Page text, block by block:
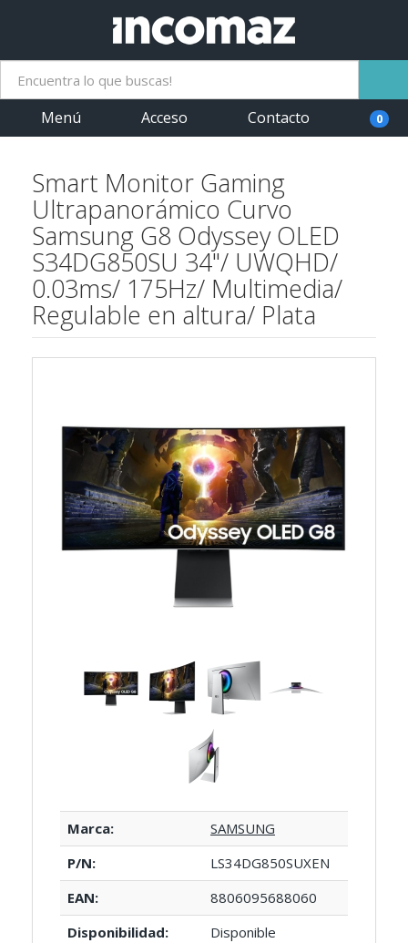
Menú Acceso Contacto 0
Smart Monitor Gaming
Ultrapanorámico Curvo
Samsung G8 Odyssey OLED
S34DG850SU 34"/ UWQHD/
0.03ms/ 175Hz/ Multimedia/
Regulable en altura/ Plata
Marca:
SAMSUNG
P/N:
LS34DG850SUXEN
EAN:
8806095688060
Disponibilidad:
Disponible